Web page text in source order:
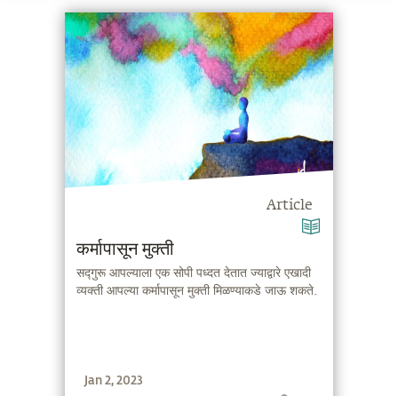
Article
कर्मापासून मुक्ती
सद्गुरू आपल्याला एक सोपी पध्दत देतात ज्याद्वारे एखादी
व्यक्ती आपल्या कर्मापासून मुक्ती मिळण्याकडे जाऊ शकते.
Jan 2, 2023